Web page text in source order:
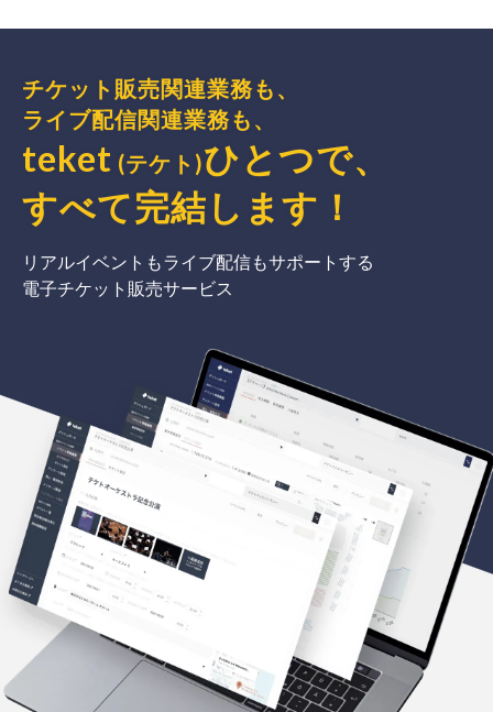
チケット販売関連業務も、
ライブ配信関連業務も、
teket (テケト)ひとつで、
すべて完結 します ！
リアルイベントもライブ配信もサポートする
電子チケット販売サービス